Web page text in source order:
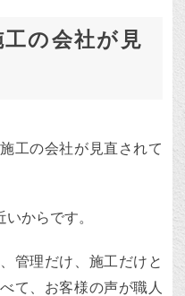
の会社が見
工の会社が見直されて
からです。
管理だけ、施工だけと
て、お客様の声が職人